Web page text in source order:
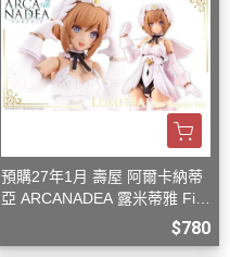
預購27年1月 壽屋 阿爾卡納蒂
亞 ARCANADEA 露米蒂雅 Firs
$780